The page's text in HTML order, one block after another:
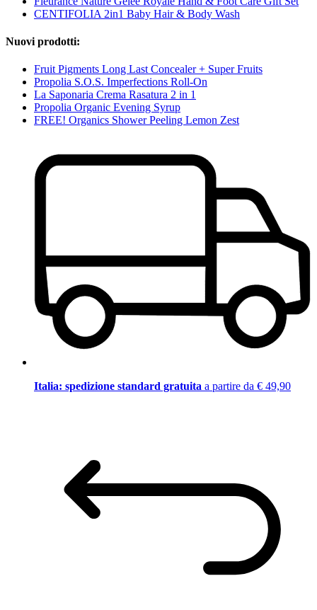
CENTIFOLIA 2in1 Baby Hair & Body Wash
Nuovi prodotti:
Fruit Pigments Long Last Concealer + Super Fruits
Propolia S.O.S. Imperfections Roll-On
La Saponaria Crema Rasatura 2 in 1
Propolia Organic Evening Syrup
FREE! Organics Shower Peeling Lemon Zest
Italia: spedizione standard gratuita a partire da € 49,90